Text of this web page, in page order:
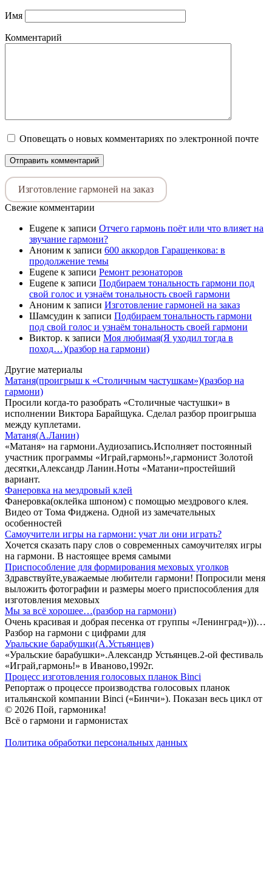
Имя
Комментарий
Оповещать о новых комментариях по электронной почте
Изготовление гармоней на заказ
Свежие комментарии
Eugene к записи Отчего гармонь поёт или что влияет на
звучание гармони?
Аноним к записи 600 аккордов Гаращенкова: в
продолжение темы
Eugene к записи Ремонт резонаторов
Eugene к записи Подбираем тональность гармони под
свой голос и узнаём тональность своей гармони
Аноним к записи Изготовление гармоней на заказ
Шамсудин к записи Подбираем тональность гармони
под свой голос и узнаём тональность своей гармони
Виктор. к записи Моя любимая(Я уходил тогда в
поход…)(разбор на гармони)
Другие материалы
Матаня(проигрыш к «Столичным частушкам»)(разбор на
гармони)
Просили когда-то разобрать «Столичные частушки» в
исполнении Виктора Барайщука. Сделал разбор проигрыша
между куплетами.
Матаня(А.Ланин)
«Матаня» на гармони.Аудиозапись.Исполняет постоянный
участник программы «Играй,гармонь!»,гармонист Золотой
десятки,Александр Ланин.Ноты «Матани»простейший
вариант.
Фанеровка на мездровый клей
Фанеровка(оклейка шпоном) с помощью мездрового клея.
Видео от Тома Фиджена. Одной из замечательных
особенностей
Самоучители игры на гармони: учат ли они играть?
Хочется сказать пару слов о современных самоучителях игры
на гармони. В настоящее время самыми
Приспособление для формирования меховых уголков
Здравствуйте,уважаемые любители гармони! Попросили меня
выложить фотографии и размеры моего приспособления для
изготовления меховых
Мы за всё хорошее…(разбор на гармони)
Очень красивая и добрая песенка от группы «Ленинград»)))…
Разбор на гармони с цифрами для
Уральские барабушки(А.Устьянцев)
«Уральские барабушки».Александр Устьянцев.2-ой фестиваль
«Играй,гармонь!» в Иваново,1992г.
Процесс изготовления голосовых планок Binci
Репортаж о процессе производства голосовых планок
итальянской компании Binci («Бинчи»). Показан весь цикл от
© 2026 Пой, гармоника!
Всё о гармони и гармонистах
Политика обработки персональных данных